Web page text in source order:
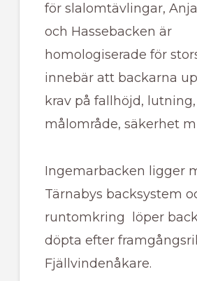
för slalomtävlingar,
och Hassebacken är
homologiserade för
innebär att backarna
krav på fallhöjd,
målområde, säkerhet
Ingemarbacken ligger
Tärnabys backsystem
runtomkring löper
döpta efter
Fjällvindenåkare.